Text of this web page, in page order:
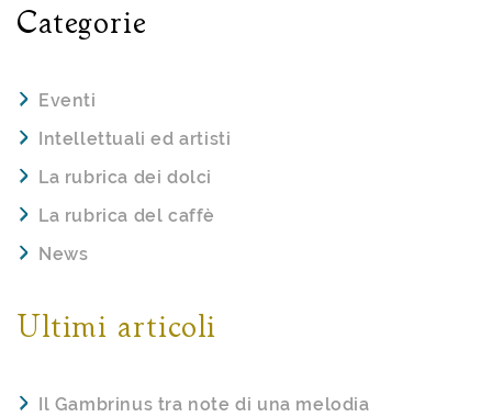
Categorie
Eventi
Intellettuali ed artisti
La rubrica dei dolci
La rubrica del caffè
News
Ultimi articoli
Il Gambrinus tra note di una melodia